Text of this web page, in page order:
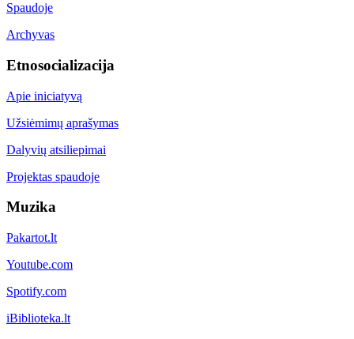
Spaudoje
Archyvas
Etnosocializacija
Apie iniciatyvą
Užsiėmimų aprašymas
Dalyvių atsiliepimai
Projektas spaudoje
Muzika
Pakartot.lt
Youtube.com
Spotify.com
iBiblioteka.lt